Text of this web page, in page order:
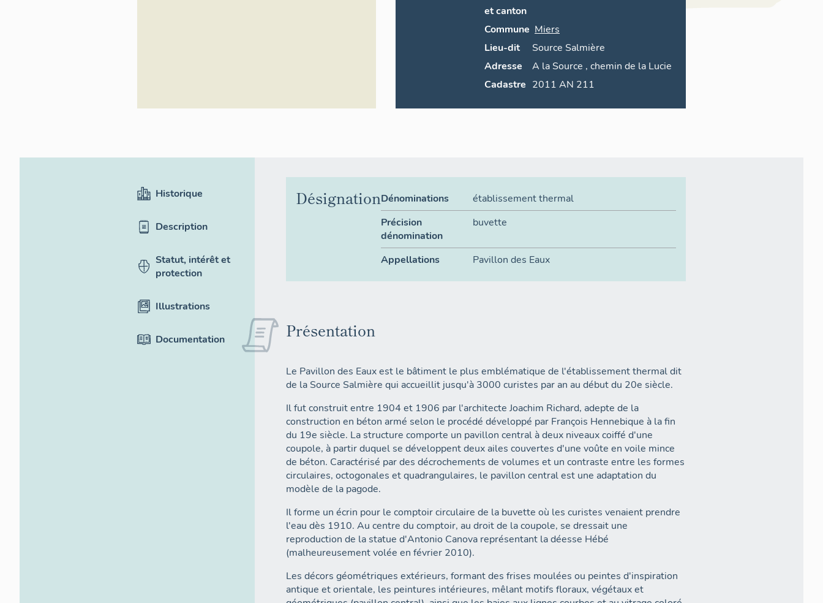
et canton
Commune Miers
Lieu-dit
Source Salmière
Adresse
A la Source ,chemin de la Lucie
Cadastre
2011 AN 211
Historique
Description
Statut, intérêt et
protection
Illustrations
Documentation
DésignationDénominations
établissement thermal
Précision
dénomination
buvette
Appellations Pavillon des Eaux
Présentation
Le Pavillon des Eaux est le bâtiment le plus emblématique de l'établissement thermal dit
de la Source Salmière qui accueillit jusqu'à 3000 curistes par an au début du 20e siècle.
Il fut construit entre 1904 et 1906 par l'architecte Joachim Richard, adepte de la
construction en béton armé selon le procédé développé par François Hennebique à la fin
du 19e siècle. La structure comporte un pavillon central à deux niveaux coiffé d'une
coupole, à partir duquel se développent deux ailes couvertes d'une voûte en voile mince
de béton. Caractérisé par des décrochements de volumes et un contraste entre les formes
circulaires, octogonales et quadrangulaires, le pavillon central est une adaptation du
modèle de la pagode.
Il forme un écrin pour le comptoir circulaire de la buvette où les curistes venaient prendre
l'eau dès 1910. Au centre du comptoir, au droit de la coupole, se dressait une
reproduction de la statue d'Antonio Canova représentant la déesse Hébé
(malheureusement volée en février 2010).
Les décors géométriques extérieurs, formant des frises moulées ou peintes d'inspiration
antique et orientale, les peintures intérieures, mêlant motifs floraux, végétaux et